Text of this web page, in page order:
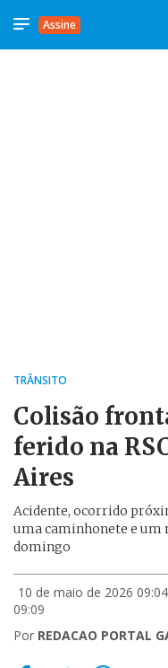
Assine
TRÂNSITO
Colisão
ferido na
Aires
Acidente, ocorrido
uma caminhonete e um
domingo
10 de maio de 2026 09:04
09:09
Por REDACAO PORTAL